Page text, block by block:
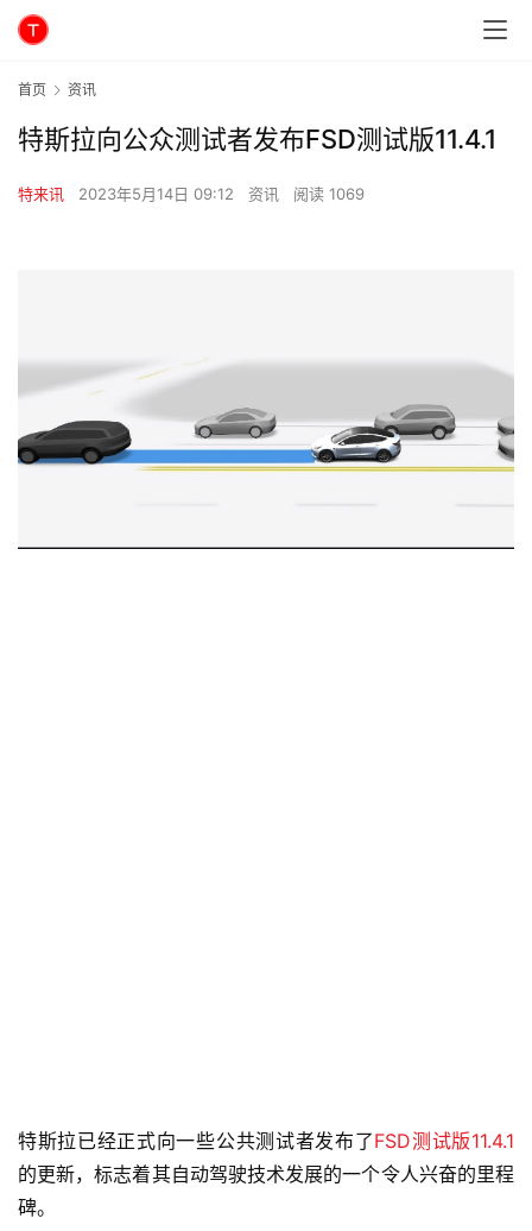
首页 资讯
特斯拉向公众测试者发布FSD测试版11.4.1
特来讯 2023年5月14日 09:12 资讯 阅读 1069
特斯拉已经正式向一些公共测试者发布了FSD测试版11.4.1
的更新，标志着其自动驾驶技术发展的一个令人兴奋的里程
碑。